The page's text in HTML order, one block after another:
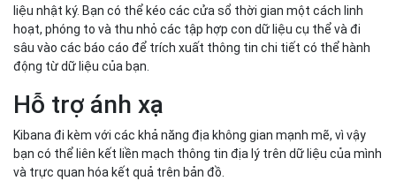
liệu nhật ký. Bạn có thể kéo các cửa sổ thời gian một cách linh
hoạt, phóng to và thu nhỏ các tập hợp con dữ liệu cụ thể và đi
sâu vào các báo cáo để trích xuất thông tin chi tiết có thể hành
động từ dữ liệu của bạn.
Hỗ trợ ánh xạ
Kibana đi kèm với các khả năng địa không gian mạnh mẽ, vì vậy
bạn có thể liên kết liền mạch thông tin địa lý trên dữ liệu của mình
và trực quan hóa kết quả trên bản đồ.